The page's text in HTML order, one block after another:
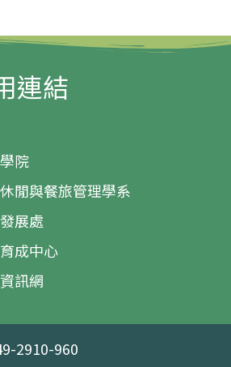
連結
院
閒與餐旅管理學系
展處
成中心
訊網
2910-960